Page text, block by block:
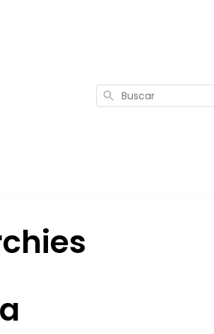
Buscar